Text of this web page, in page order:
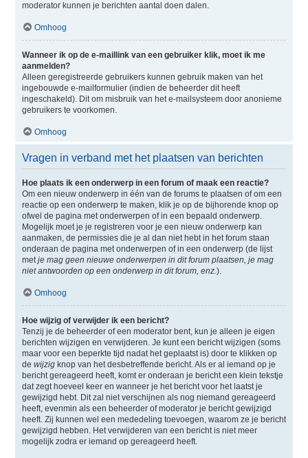
moderator kunnen je berichten aantal doen dalen.
Omhoog
Wanneer ik op de e-maillink van een gebruiker klik, moet ik me
aanmelden?
Alleen geregistreerde gebruikers kunnen gebruik maken van het
ingebouwde e-mailformulier (indien de beheerder dit heeft
ingeschakeld). Dit om misbruik van het e-mailsysteem door anonieme
gebruikers te voorkomen.
Omhoog
Vragen in verband met het plaatsen van berichten
Hoe plaats ik een onderwerp in een forum of maak een reactie?
Om een nieuw onderwerp in één van de forums te plaatsen of om een
reactie op een onderwerp te maken, klik je op de bijhorende knop op
ofwel de pagina met onderwerpen of in een bepaald onderwerp.
Mogelijk moet je je registreren voor je een nieuw onderwerp kan
aanmaken, de permissies die je al dan niet hebt in het forum staan
onderaan de pagina met onderwerpen of in een onderwerp (de lijst
metje mag geen nieuwe onderwerpen in dit forum plaatsen, je mag
niet antwoorden op een onderwerp in dit forum, enz.).
Omhoog
Hoe wijzig of verwijder ik een bericht?
Tenzij je de beheerder of een moderator bent, kun je alleen je eigen
berichten wijzigen en verwijderen. Je kunt een bericht wijzigen (soms
maar voor een beperkte tijd nadat het geplaatst is) door te klikken op
de wijzigknop van het desbetreffende bericht. Als er al iemand op je
bericht gereageerd heeft, komt er onderaan je bericht een klein tekstje
dat zegt hoeveel keer en wanneer je het bericht voor het laatst je
gewijzigd hebt. Dit zal niet verschijnen als nog niemand gereageerd
heeft, evenmin als een beheerder of moderator je bericht gewijzigd
heeft. Zij kunnen wel een mededeling toevoegen, waarom ze je bericht
gewijzigd hebben. Het verwijderen van een bericht is niet meer
mogelijk zodra er iemand op gereageerd heeft.